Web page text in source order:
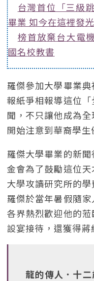
台灣首位「三級
畢業 如今在這裡發
榜首放棄台大電
國名校教書
羅傑參加大學畢業
報紙爭相報導這位
聞，不只讓他成為
開始注意到華裔學生
羅傑大學畢業的新
金會為了鼓勵這位
大學攻讀研究所的
羅傑於當年暑假隨
各界熱烈歡迎他的
設宴接待，還獲得蔣
龍的傳人．十